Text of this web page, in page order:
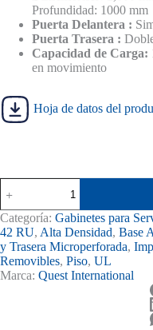
Profundidad: 1000 mm
Puerta Delantera :
Puerta Trasera :
Capacidad de Carga:
en movimiento
Hoja de datos del
42
RU
Quest
Dymanic
Puertas
Microperforadas
GF-
Categoría: Gabinetes para
42 RU, Alta Densidad, Base
y Trasera Microperforada,
Removibles, Piso, UL
Marca: Quest International